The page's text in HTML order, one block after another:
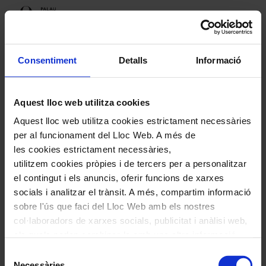
Consentiment Detalls Informació
Aquest lloc web utilitza cookies
Aquest lloc web utilitza cookies estrictament necessàries
per al funcionament del Lloc Web. A més de
les cookies estrictament necessàries,
utilitzem cookies pròpies i de tercers per a personalitzar
el contingut i els anuncis, oferir funcions de xarxes
socials i analitzar el trànsit. A més, compartim informació
sobre l'ús que faci del Lloc Web amb els nostres
col·laboradors de xarxes socials, publicitat i anàlisi web,
de l'ús que hagi fet dels seus serveis. En el quadre
Conferències Beethoven
En el 250è aniversari del naixement de
Beethoven, el Palau ofereix un autèntic manual
per entendre l’abast sísmic d’un dels grans genis
de la història
Cap activitat disponible actualment